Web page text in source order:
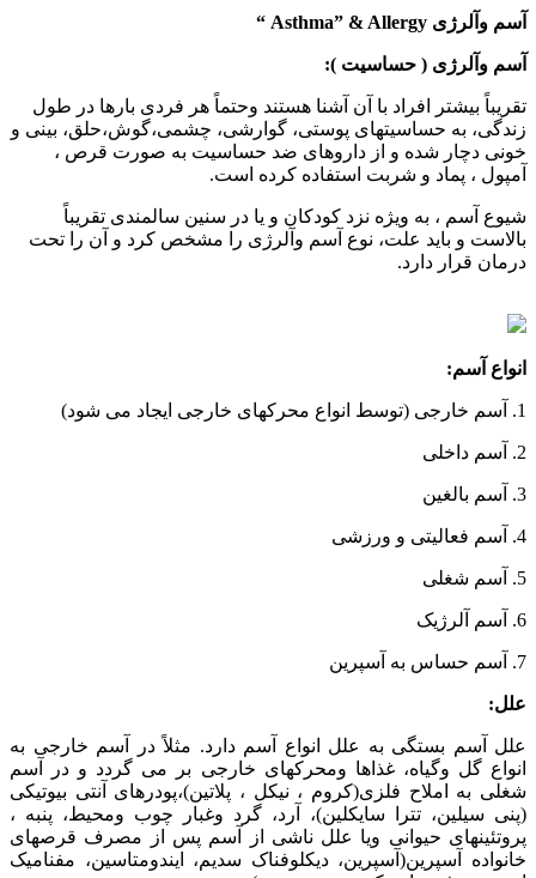
آسم وآلرژی Asthma” & Allergy “
آسم وآلرژی ( حساسیت ):
تقریباً بیشتر افراد با آن آشنا هستند وحتماً هر فردی بارها در طول
زندگی، به حساسیتهای پوستی، گوارشی، چشمی،گوش،حلق، بینی و
خونی دچار شده و از داروهای ضد حساسیت به صورت قرص ،
آمپول ، پماد و شربت استفاده کرده است.
شیوع آسم ، به ویژه نزد کودکان و یا در سنین سالمندی تقریباً
بالاست و باید علت، نوع آسم وآلرژی را مشخص کرد و آن را تحت
درمان قرار دارد.
انواع آسم:
1. آسم خارجی (توسط انواع محرکهای خارجی ایجاد می شود)
2. آسم داخلی
3. آسم بالغین
4. آسم فعالیتی و ورزشی
5. آسم شغلی
6. آسم آلرژیک
7. آسم حساس به آسپرین
علل:
علل آسم بستگی به علل انواع آسم دارد. مثلاً در آسم خارجی به
انواع گل وگیاه، غذاها ومحرکهای خارجی بر می گردد و در آسم
شغلی به املاح فلزی(کروم ، نیکل ، پلاتین)،پودرهای آنتی بیوتیکی
(پنی سیلین، تترا سایکلین)، آرد، گرد وغبار چوب ومحیط، پنبه ،
پروتئینهای حیوانی ویا علل ناشی از آسم پس از مصرف قرصهای
خانواده آسپرین(آسپرین، دیکلوفناک سدیم، ایندومتاسین، مفنامیک